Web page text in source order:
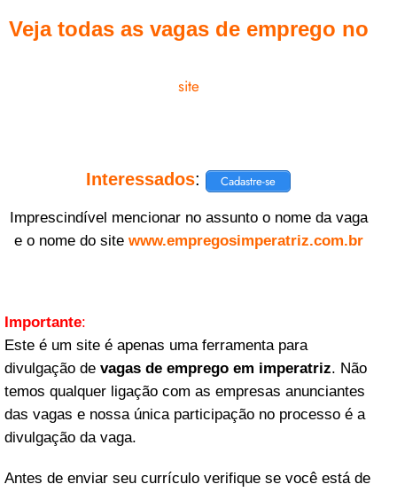
Veja todas as vagas de emprego no
site
Interessados: Cadastre-se
Imprescindível mencionar no assunto o nome da vaga
e o nome do site www.empregosimperatriz.com.br
Importante:
Este é um site é apenas uma ferramenta para
divulgação de vagas de emprego em imperatriz. Não
temos qualquer ligação com as empresas anunciantes
das vagas e nossa única participação no processo é a
divulgação da vaga.
Antes de enviar seu currículo verifique se você está de